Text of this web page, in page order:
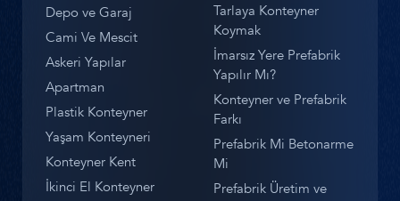
Depo ve Garaj
Cami Ve Mescit
Askeri Yapılar
Apartman
Plastik Konteyner
Yaşam Konteyneri
Konteyner Kent
İkinci El Konteyner
Tarlaya Konteyner
Koymak
İmarsız Yere Prefabrik
Yapılır Mı?
Konteyner ve Prefabrik
Farkı
Prefabrik Mi Betonarme
Mi
Prefabrik Üretim ve